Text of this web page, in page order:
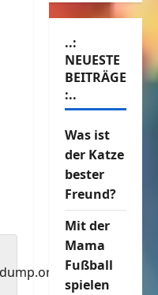
wie-
..:
NEUESTE
BEITRÄGE
:..
Was ist
der Katze
bester
Freund?
Mit der
Mama
Fußball
spielen